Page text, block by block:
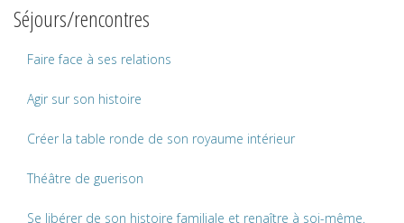
Séjours/rencontres
Faire face à ses relations
Agir sur son histoire
Créer la table ronde de son royaume intérieur
Théâtre de guerison
Se libérer de son histoire familiale et renaître à soi-même.